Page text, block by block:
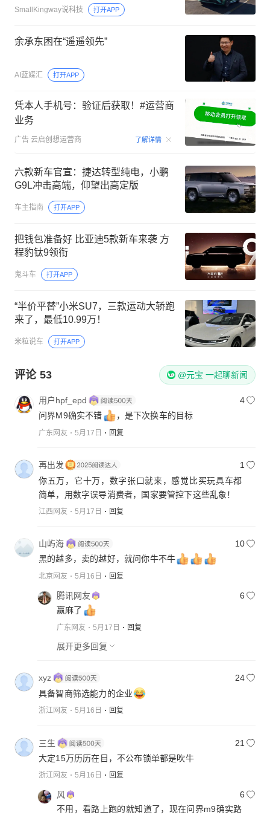
SmallKingway说科技 打开APP
余承东困在“遥遥领先”
AI蓝媒汇 打开APP
凭本人手机号：验证后获取！#运营商
业务
广告 云启创想运营商 了解详情 00:15
六款新车官宣：捷达转型纯电，小鹏
G9L冲击高端，仰望出高定版
车主指南 打开APP
把钱包准备好 比亚迪5款新车来袭 方
程豹钛9领衔
鬼斗车 打开APP
“半价平替”小米SU7，三款运动大轿跑
来了，最低10.99万！
米粒说车 打开APP
评论 53 @元宝 一起聊新闻
用户hpf_epd
4
问界M9确实不错
，是下次换车的目标
广东网友 5月17日 回复
再出发
1
你五万，它十万，数字张口就来，感觉比买玩具车都
简单，用数字误导消费者，国家要管控下这些乱象！
江西网友 5月17日 回复
山屿海
10
黑的越多，卖的越好，就问你牛不牛
北京网友 5月16日 回复
腾讯网友
6
赢麻了
广东网友 5月17日 回复
展开更多回复
xyz
24
具备智商筛选能力的企业
浙江网友 5月16日 回复
三生
21
大定15万历历在目，不公布锁单都是吹牛
浙江网友 5月16日 回复
风
6
不用，看路上跑的就知道了，现在问界m9确实路